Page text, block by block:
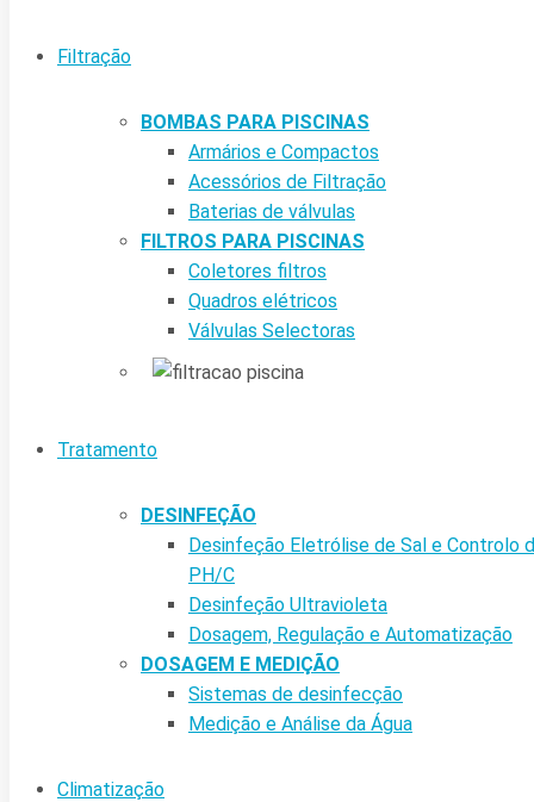
Filtração
BOMBAS PARA PISCINAS
Armários e Compactos
Acessórios de Filtração
Baterias de válvulas
FILTROS PARA PISCINAS
Coletores filtros
Quadros elétricos
Válvulas Selectoras
Tratamento
DESINFEÇÃO
Desinfeção Eletrólise de Sal e Controlo
PH/C
Desinfeção Ultravioleta
Dosagem, Regulação e Automatização
DOSAGEM E MEDIÇÃO
Sistemas de desinfecção
Medição e Análise da Água
Climatização